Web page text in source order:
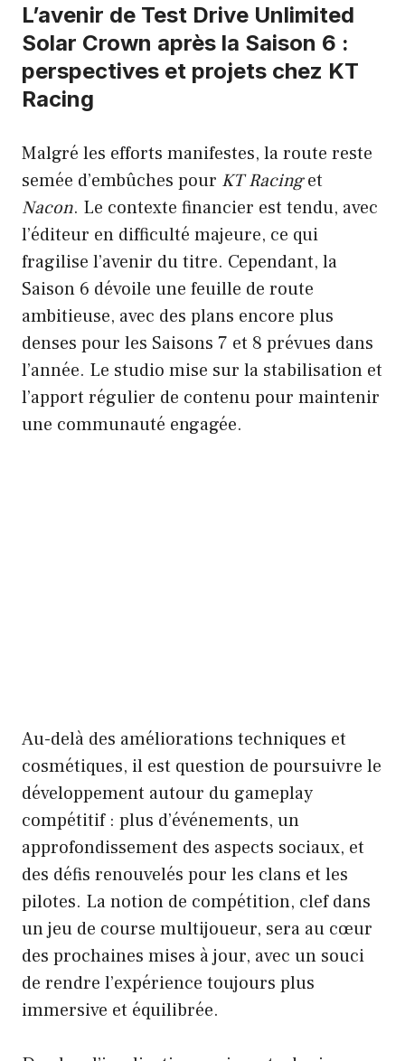
L’avenir de Test Drive Unlimited
Solar Crown après la Saison 6 :
perspectives et projets chez KT
Racing
Malgré les efforts manifestes, la route reste
semée d’embûches pour KT Racinget
Nacon. Le contexte financier est tendu, avec
l’éditeur en difficulté majeure, ce qui
fragilise l’avenir du titre. Cependant, la
Saison 6 dévoile une feuille de route
ambitieuse, avec des plans encore plus
denses pour les Saisons 7 et 8 prévues dans
l’année. Le studio mise sur la stabilisation et
l’apport régulier de contenu pour maintenir
une communauté engagée.
Au-delà des améliorations techniques et
cosmétiques, il est question de poursuivre le
développement autour du gameplay
compétitif : plus d’événements, un
approfondissement des aspects sociaux, et
des défis renouvelés pour les clans et les
pilotes. La notion de compétition, clef dans
un jeu de course multijoueur, sera au cœur
des prochaines mises à jour, avec un souci
de rendre l’expérience toujours plus
immersive et équilibrée.